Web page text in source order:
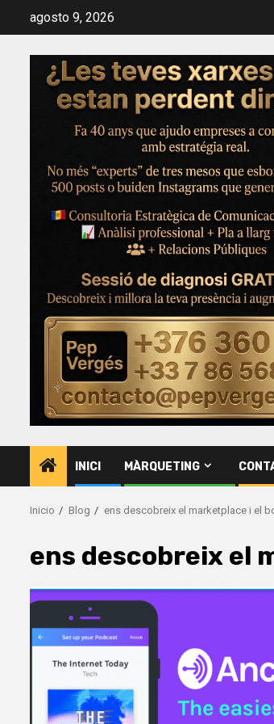
agosto 9, 2026
INICI MÀRQUETING
Inicio Blog ens descobreix el marketplace i el
ens descobreix el